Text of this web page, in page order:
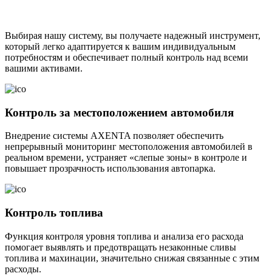
Выбирая нашу систему, вы получаете надежный инструмент,
который легко адаптируется к вашим индивидуальным
потребностям и обеспечивает полный контроль над всеми
вашими активами.
Контроль за местоположением автомобиля
Внедрение системы AXENTA позволяет обеспечить
непрерывный мониторинг местоположения автомобилей в
реальном времени, устраняет «слепые зоны» в контроле и
повышает прозрачность использования автопарка.
Контроль топлива
Функция контроля уровня топлива и анализа его расхода
помогает выявлять и предотвращать незаконные сливы
топлива и махинации, значительно снижая связанные с этим
расходы.